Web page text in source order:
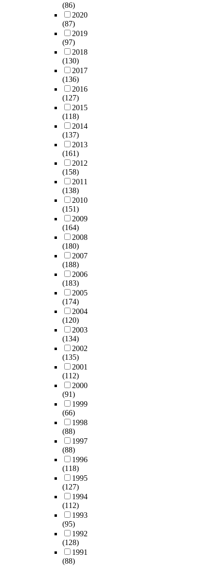
(86)
2020
(87)
2019
(97)
2018
(130)
2017
(136)
2016
(127)
2015
(118)
2014
(137)
2013
(161)
2012
(158)
2011
(138)
2010
(151)
2009
(164)
2008
(180)
2007
(188)
2006
(183)
2005
(174)
2004
(120)
2003
(134)
2002
(135)
2001
(112)
2000
(91)
1999
(66)
1998
(88)
1997
(88)
1996
(118)
1995
(127)
1994
(112)
1993
(95)
1992
(128)
1991
(88)